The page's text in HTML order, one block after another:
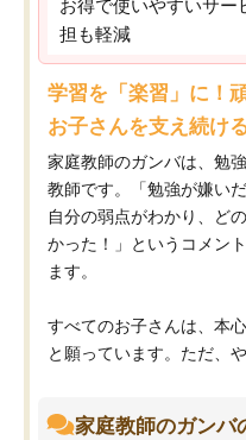
お得で使いやすいサー
担も軽減
学習を「楽習」に！
お子さんを支え続け
家庭教師のガンバは、勉
教師です。「勉強が嫌い
自分の弱点がわかり、ど
かった！」というコメン
ます。
すべてのお子さんは、本
と願っています。ただ、や
家庭教師のガンバ